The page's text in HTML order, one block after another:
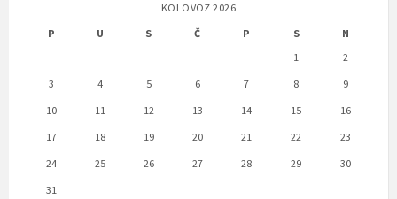
KOLOVOZ 2026
P
U S Č P S
N
1
2
3
4 5 6 7 8
9
10
11 12 13 14 15
16
17
18 19 20 21 22
23
24
25 26 27 28 29
30
31